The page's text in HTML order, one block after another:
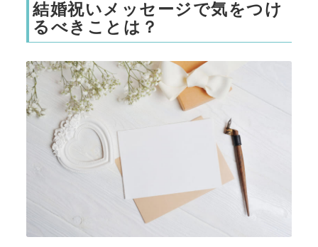
結婚祝いメッセージで気をつけ
るべきことは？